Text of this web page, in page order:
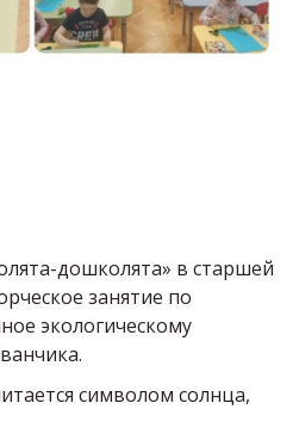
дошколята» в старшей
занятие по
экологическому
символом солнца,